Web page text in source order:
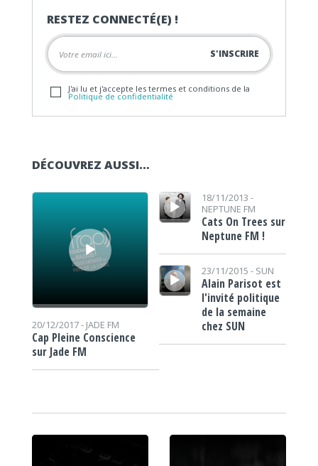
RESTEZ CONNECTÉ(E) !
J'ai lu et j'accepte les termes et conditions de la
Politique de confidentialité
DÉCOUVREZ AUSSI…
Lecteur audio
20/12/2017 - JADE FM
Cap Pleine Conscience
sur Jade FM
Lecteur audio18/11/2013 -
NEPTUNE FM
Cats On Trees sur
Neptune FM !
Lecteur audio
23/11/2015 - SUN
Alain Parisot est
l'invité politique
de la semaine
chez SUN